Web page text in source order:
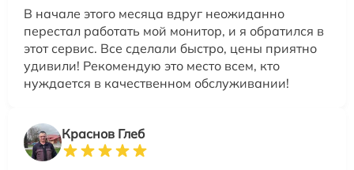
В начале этого месяца вдруг неожиданно
перестал работать мой монитор, и я обратился в
этот сервис. Все сделали быстро, цены приятно
удивили! Рекомендую это место всем, кто
нуждается в качественном обслуживании!
Краснов Глеб